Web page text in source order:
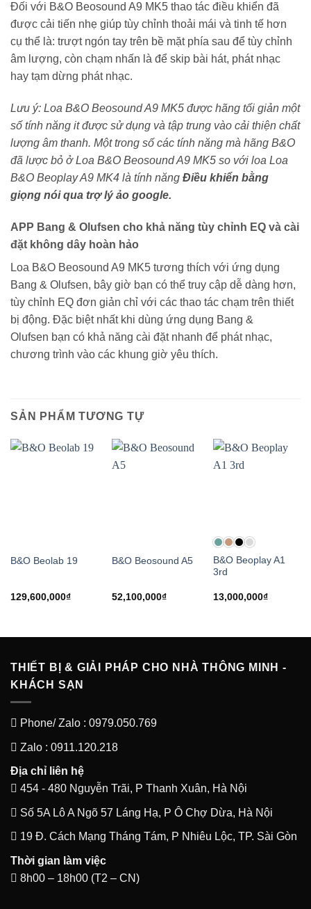
Đối với B&O Beosound A9 MK5 thao tác điều khiển đã
được cải tiến nhẹ giúp tùy chỉnh thoải mái và tinh tế hơn
cụ thể là: trượt ngón tay trên bề mặt phía sau để tùy chỉnh
âm lượng, còn chạm nhấn là để skip bài hát, phát nhạc
hay tạm dừng phát nhạc.
Lưu ý: Loa B&O Beosound A9 MK5 được hãng tối giản một
số tính năng it được sử dụng và tập trung vào cải thiện chất
lượng âm thanh. Một trong số các tính năng mà hãng B&O
đã lược bỏ ở Loa B&O Beosound A9 MK5 so với loa Loa
B&O Beoplay A9 MK4 là tính năng Điều khiển bằng
giọng nói qua trợ lý ảo google.
APP Bang & Olufsen cho khả năng tùy chỉnh EQ và cài
đặt không dây hoàn hảo
Loa B&O Beosound A9 MK5 tương thích với ứng dụng
Bang & Olufsen, bây giờ bạn có thể truy cập dễ dàng hơn,
tùy chỉnh EQ đơn giản chỉ với các thao tác chạm trên thiết
bị động. Đặc biệt nhất khi dùng ứng dụng Bang &
Olufsen bạn có khả năng cài đặt nhanh để phát nhạc,
chương trình vào các khung giờ yêu thích.
SẢN PHẨM TƯƠNG TỰ
B&O Beolab 19
129,600,000₫
B&O Beosound A5
52,100,000₫
B&O Beoplay A1
3rd
13,000,000₫
THIẾT BỊ & GIẢI PHÁP CHO NHÀ THÔNG MINH -
KHÁCH SẠN
Phone/ Zalo : 0979.050.769
Zalo : 0911.120.218
Địa chỉ liên hệ
454 - 480 Nguyễn Trãi, P Thanh Xuân, Hà Nội
Số 5A Lô A Ngõ 57 Láng Hạ, P Ô Chợ Dừa, Hà Nội
19 Đ. Cách Mạng Tháng Tám, P Nhiêu Lộc, TP. Sài Gòn
Thời gian làm việc
8h00 – 18h00 (T2 – CN)